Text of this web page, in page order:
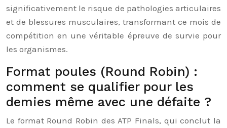
significativement le risque de pathologies articulaires
et de blessures musculaires, transformant ce mois de
compétition en une véritable épreuve de survie pour
les organismes.
Format poules (Round Robin) :
comment se qualifier pour les
demies même avec une défaite ?
Le format Round Robin des ATP Finals, qui conclut la